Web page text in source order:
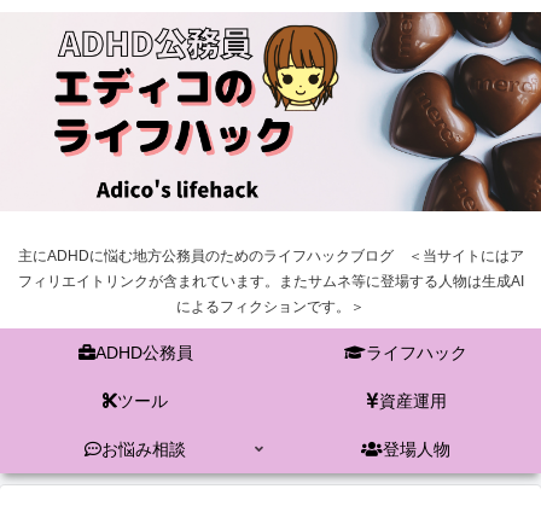
主にADHDに悩む地方公務員のためのライフハックブログ ＜当サイトにはア
フィリエイトリンクが含まれています。またサムネ等に登場する人物は生成AI
によるフィクションです。＞
ADHD公務員 ライフハック
ツール 資産運用
お悩み相談 登場人物